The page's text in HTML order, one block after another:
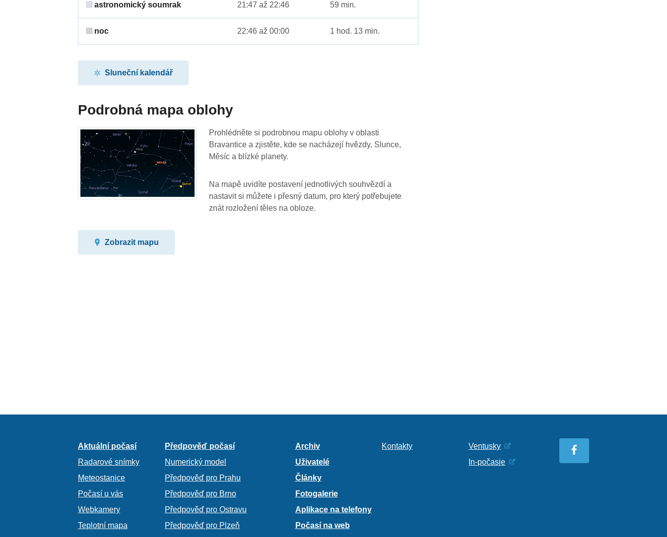
astronomický soumrak 21:47 až 22:46 59 min.
noc 22:46 až 00:00 1 hod. 13 min.
Sluneční kalendář
Podrobná mapa oblohy
Prohlédněte si podrobnou mapu oblohy v oblasti
Bravantice a zjistěte, kde se nacházejí hvězdy, Slunce,
Měsíc a blízké planety.
Na mapě uvidíte postavení jednotlivých souhvězdí a
nastavit si můžete i přesný datum, pro který potřebujete
znát rozložení těles na obloze.
Zobrazit mapu
Aktuální počasí
Radarové snímky
Meteostanice
Počasí u vás
Webkamery
Teplotní mapa
Předpověď počasí
Numerický model
Předpověď pro Prahu
Předpověď pro Brno
Předpověď pro Ostravu
Předpověď pro Plzeň
Archiv
Uživatelé
Články
Fotogalerie
Aplikace na telefony
Počasí na web
Kontakty
Ventusky
In-počasie